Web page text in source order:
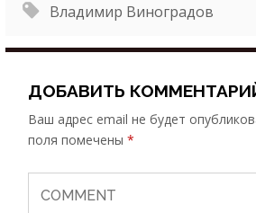
Владимир Виноградов
ДОБАВИТЬ
Ваш адрес email не будет
поля помечены*